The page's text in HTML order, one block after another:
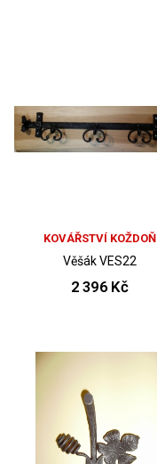
KOVÁŘSTVÍ KOŽDOŇ
Věšák VES22
2 396 Kč